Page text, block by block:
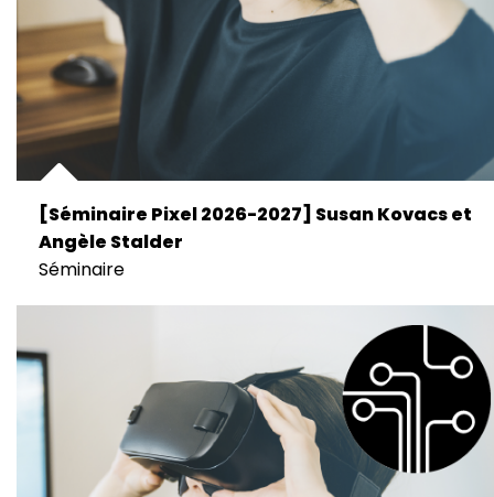
[Séminaire Pixel 2026-2027] Susan Kovacs et
Angèle Stalder
Séminaire